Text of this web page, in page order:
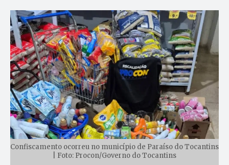
Confiscamento ocorreu no município de Paraíso do Tocantins
| Foto: Procon/Governo do Tocantins